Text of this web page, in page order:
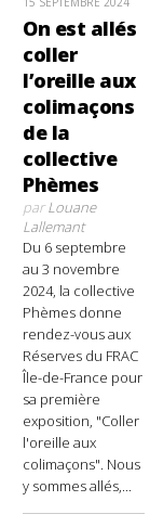
On est allés
coller
l’oreille aux
colimaçons
de la
collective
Phèmes
parLouane
Lallemant
Du 6 septembre
au 3 novembre
2024, la collective
Phèmes donne
rendez-vous aux
Réserves du FRAC
Île-de-France pour
sa première
exposition, "Coller
l'oreille aux
colimaçons". Nous
y sommes allés,...